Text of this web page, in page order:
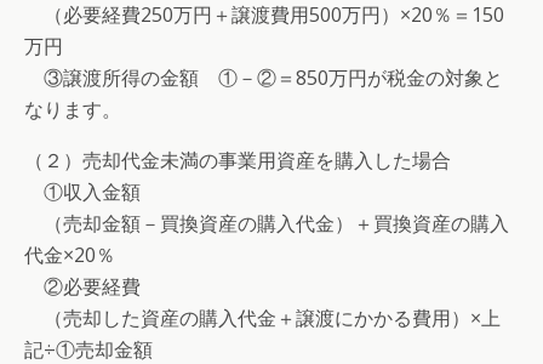
（必要経費250万円＋譲渡費用500万円）×20％＝150
万円
③譲渡所得の金額 ①－②＝850万円が税金の対象と
なります。
（２）売却代金未満の事業用資産を購入した場合
①収入金額
（売却金額－買換資産の購入代金）＋買換資産の購入
代金×20％
②必要経費
（売却した資産の購入代金＋譲渡にかかる費用）×上
記÷①売却金額